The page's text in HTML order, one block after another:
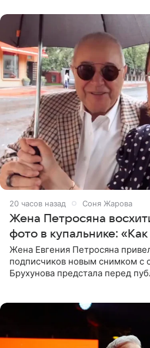
20 часов назад Соня Жарова
Жена Петросяна
фото в купальнике:
Жена Евгения Петросяна
подписчиков новым снимком с
Брухунова предстала перед